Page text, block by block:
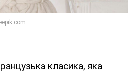
класика, яка